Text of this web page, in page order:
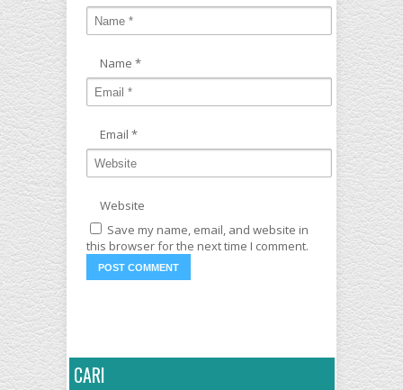
Name *
Email *
Website
Save my name, email, and website in
this browser for the next time I comment.
CARI